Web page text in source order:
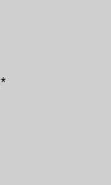
*Povinné